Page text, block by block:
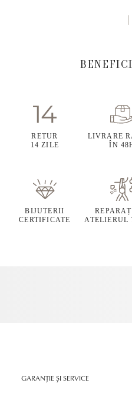
RETUR
14 ZILE
LIVRARE
ÎN
BIJUTERII
CERTIFICATE
ATELIERUL
GARANȚIE ȘI SERVICE